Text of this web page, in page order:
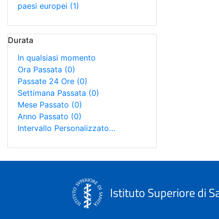
paesi europei (1)
Durata
In qualsiasi momento
Ora Passata (0)
Passate 24 Ore (0)
Settimana Passata (0)
Mese Passato (0)
Anno Passato (0)
Intervallo Personalizzato…
Istituto Superiore di